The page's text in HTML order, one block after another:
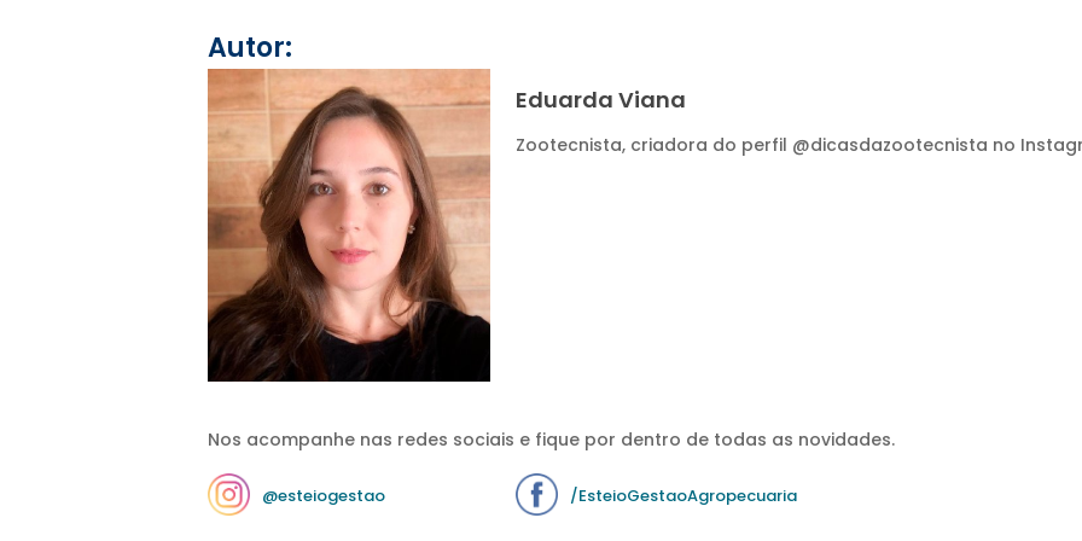
Autor:
Eduarda Viana
Zootecnista, criadora do perfil @dicasdazootecnista no
Nos acompanhe nas redes sociais e fique por dentro de todas as novidades.
@esteiogestao /EsteioGestaoAgropecuaria